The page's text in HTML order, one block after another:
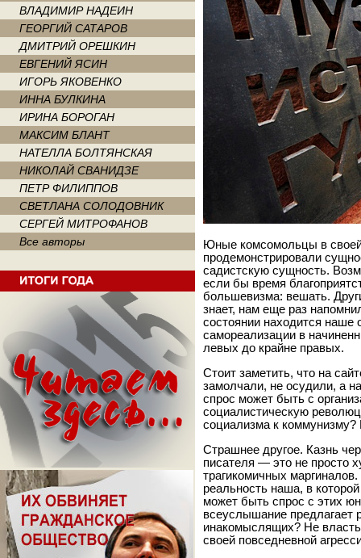
ВЛАДИМИР НАДЕИН
ГЕОРГИЙ САТАРОВ
ДМИТРИЙ ОРЕШКИН
ЕВГЕНИЙ ЯСИН
ИГОРЬ ЯКОВЕНКО
ИННА БУЛКИНА
ИРИНА БОРОГАН
МАКСИМ БЛАНТ
НАТЕЛЛА БОЛТЯНСКАЯ
НИКОЛАЙ СВАНИДЗЕ
ПЕТР ФИЛИППОВ
СВЕТЛАНА СОЛОДОВНИК
СЕРГЕЙ МИТРОФАНОВ
Все авторы
Юные комсомольцы в
продемонстрировали
садистскую сущность.
если бы время
большевизма: вешать.
знает, нам еще раз
состоянии находится
самореализации в
левых до крайне правых.
Стоит заметить, что на
замолчали, не осудили, а
спрос может быть с
социалистическую
социализма к
Страшнее другое. Казнь
писателя — это не просто
трагикомичных
реальность наша, в
может быть спрос с этих
всеуслышание предлагает
инакомыслящих? Не
своей повседневной